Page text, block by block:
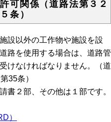
可関係（道路法第３２
条）
設以外の工作物や施設を設
路を使用する場合は、道路管
けなければなりません。（道
35条）
書２部、その他は１部です。
）